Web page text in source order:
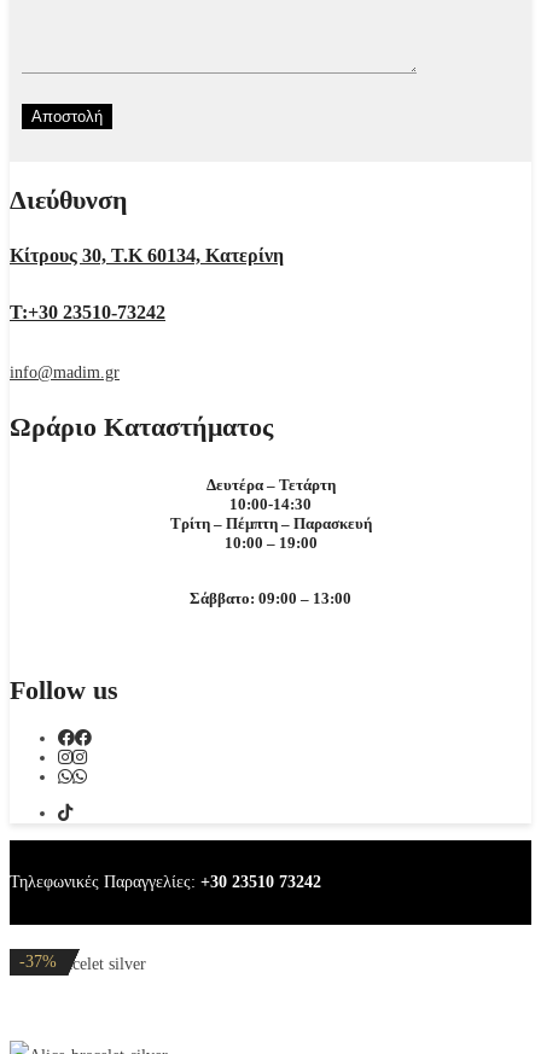
Διεύθυνση
Κίτρους 30, Τ.Κ 60134, Κατερίνη
Τ:+30 23510-73242
info@madim.gr
Ωράριο Καταστήματος
Δευτέρα – Τετάρτη
10:00-14:30
Τρίτη – Πέμπτη – Παρασκευή
10:00 – 19:00
Σάββατο: 09:00 – 13:00
Follow us
Τηλεφωνικές Παραγγελίες: +30 23510 73242
Alice bracelet silver
-20%
-20%
-20%
-37%
-37%